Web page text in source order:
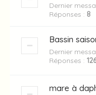
Dernier
Réponses : 8
Bassin
Dernier
Réponses : 126
mare à